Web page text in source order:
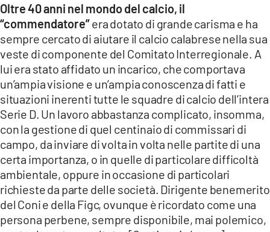
LACAPITALENEWS.IT
App
ANDROID
APPLE
Oltre 40 anni nel mondo del calcio, il
“commendatore”era dotato di grande carisma e ha
sempre cercato di aiutare il calcio calabrese nella sua
veste di componente del Comitato Interregionale. A
lui era stato affidato un incarico, che comportava
un’ampia visione e un’ampia conoscenza di fatti e
situazioni inerenti tutte le squadre di calcio dell’intera
Serie D. Un lavoro abbastanza complicato, insomma,
con la gestione di quel centinaio di commissari di
campo, da inviare di volta in volta nelle partite di una
certa importanza, o in quelle di particolare difficoltà
ambientale, oppure in occasione di particolari
richieste da parte delle società. Dirigente benemerito
del Coni e della Figc, ovunque è ricordato come una
persona perbene, sempre disponibile, mai polemico,